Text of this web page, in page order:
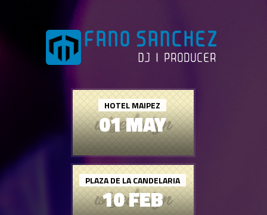
01 MAY
HOTEL MAIPEZ
10 FEB
PLAZA DE LA CANDELARIA